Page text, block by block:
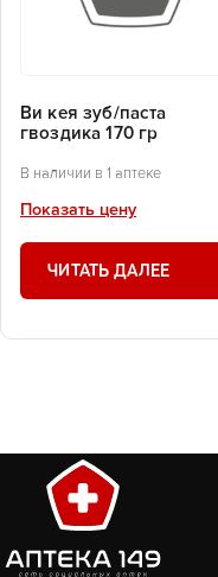
Ви кея зуб/паста
гвоздика 170 гр
В наличии в 1 аптеке
Показать цену
ЧИТАТЬ ДАЛЕЕ